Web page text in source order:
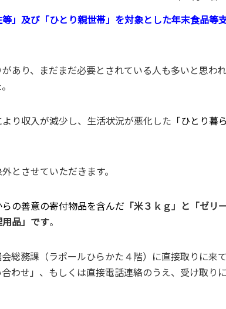
等」及び「ひとり親世帯」を対象とした年末食品等
あり、まだまだ必要とされている人も多いと思われ
り収入が減少し、生活状況が悪化した 「ひとり暮
とさせていただきます。
の善意の寄付物品を含んだ 「米３ｋｇ」と「ゼリ
品」です。
総務課（ラポールひらかた４階）に直接取りに来
わせ」、もしくは直接電話連絡のうえ、受け取り